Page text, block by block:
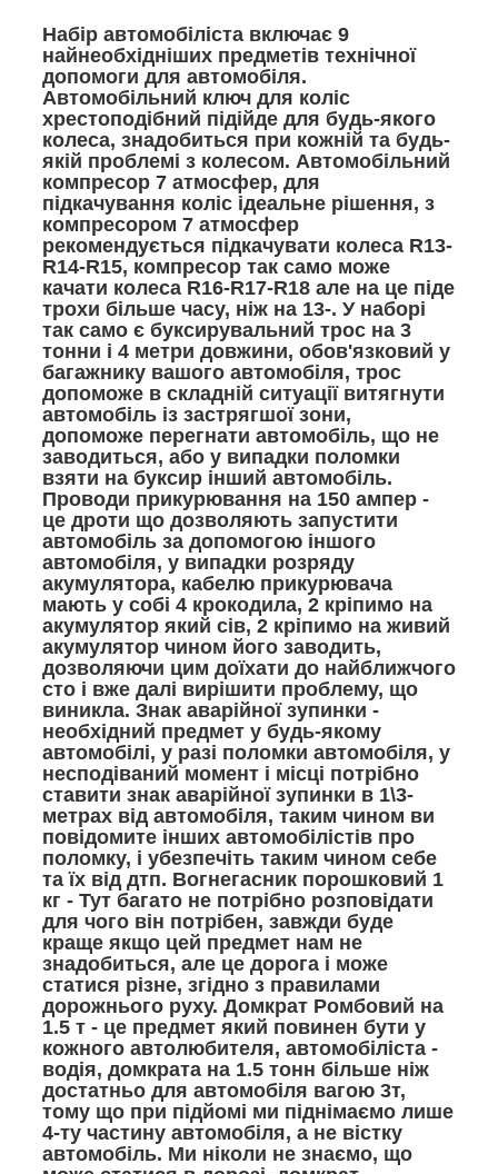
Набір автомобіліста включає 9
найнеобхідніших предметів технічної
допомоги для автомобіля.
Автомобільний ключ для коліс
хрестоподібний підійде для будь-якого
колеса, знадобиться при кожній та будь-
якій проблемі з колесом. Автомобільний
компресор 7 атмосфер, для
підкачування коліс ідеальне рішення, з
компресором 7 атмосфер
рекомендується підкачувати колеса R13-
R14-R15, компресор так само може
качати колеса R16-R17-R18 але на це піде
трохи більше часу, ніж на 13-. У наборі
так само є буксирувальний трос на 3
тонни і 4 метри довжини, обов'язковий у
багажнику вашого автомобіля, трос
допоможе в складній ситуації витягнути
автомобіль із застрягшої зони,
допоможе перегнати автомобіль, що не
заводиться, або у випадки поломки
взяти на буксир інший автомобіль.
Проводи прикурювання на 150 ампер -
це дроти що дозволяють запустити
автомобіль за допомогою іншого
автомобіля, у випадки розряду
акумулятора, кабелю прикурювача
мають у собі 4 крокодила, 2 кріпимо на
акумулятор який сів, 2 кріпимо на живий
акумулятор чином його заводить,
дозволяючи цим доїхати до найближчого
сто і вже далі вирішити проблему, що
виникла. Знак аварійної зупинки -
необхідний предмет у будь-якому
автомобілі, у разі поломки автомобіля, у
несподіваний момент і місці потрібно
ставити знак аварійної зупинки в 1\3-
метрах від автомобіля, таким чином ви
повідомите інших автомобілістів про
поломку, і убезпечіть таким чином себе
та їх від дтп. Вогнегасник порошковий 1
кг - Тут багато не потрібно розповідати
для чого він потрібен, завжди буде
краще якщо цей предмет нам не
знадобиться, але це дорога і може
статися різне, згідно з правилами
дорожнього руху. Домкрат Ромбовий на
1.5 т - це предмет який повинен бути у
кожного автолюбителя, автомобіліста -
водія, домкрата на 1.5 тонн більше ніж
достатньо для автомобіля вагою 3т,
тому що при підйомі ми піднімаємо лише
4-ту частину автомобіля, а не вістку
автомобіль. Ми ніколи не знаємо, що